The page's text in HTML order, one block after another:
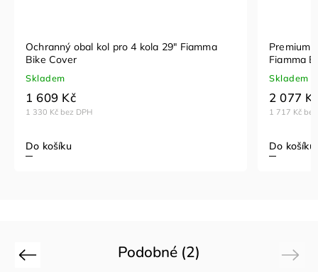
Ochranný obal kol pro 4 kola 29" Fiamma
Bike Cover
Skladem
1 330 Kč bez DPH
1 609 Kč
Do košíku
Premium
Fiamma
Skladem
1 717 Kč
2 077
Do košíku
Podobné (2)
Previous Next